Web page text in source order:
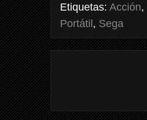
Etiquetas: Acción,
Portátil, Sega